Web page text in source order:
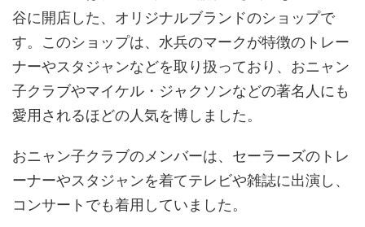
谷に開店した、オリジナルブランドのショップで
す。このショップは、水兵のマークが特徴のトレー
ナーやスタジャンなどを取り扱っており、おニャン
子クラブやマイケル・ジャクソンなどの著名人にも
愛用されるほどの人気を博しました。
おニャン子クラブのメンバーは、セーラーズのトレ
ーナーやスタジャンを着てテレビや雑誌に出演し、
コンサートでも着用していました。